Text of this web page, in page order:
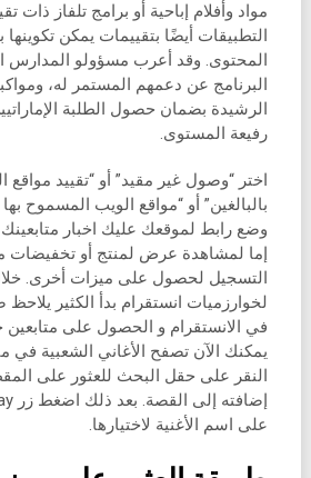
مواد وأفلام إباحية أو برامج تلفاز ذات
التطبيقات أيضًا بتقييمات يمكن تكوينها
المحتوى. وقد أعرب مسؤولو المدارس
البرنامج عن دعمهم المستمر له،
الرشيدة بضمان حصول الطلبة
رفيعة المستوى.
اختر “وصول غير مقيد” أو “تقييد مواقع
بالبالغين” أو “مواقع الويب المسموح
وضع رابط لموقعك عليك اخبار
إما لمشاهدة عرض لمنتج أو تخفيضات
التسجيل لحصول على ميزات أخرى. خلال
لخوارزميات انستقرام بدأ الكثير يلاحظ
في الانستقرام و الحصول على متابعين
يمكنك الآن تصفح الأغاني الشعبية في
النقر على حقل البحث للعثور على
على اسم الأغنية لاختيارها.